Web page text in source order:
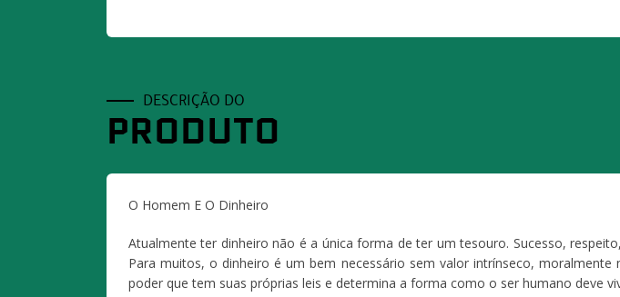
DESCRIÇÃO DO
PRODUTO
O Homem E O Dinheiro
Atualmente ter dinheiro não é a única forma de ter um tesouro. Sucesso,
Para muitos, o dinheiro é um bem necessário sem valor intrínseco,
poder que tem suas próprias leis e determina a forma como o ser humano deve